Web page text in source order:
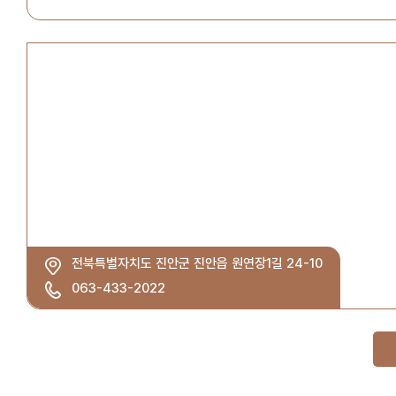
전북특별자치도 진안군 진안읍 원연장1길 24-10
063-433-2022